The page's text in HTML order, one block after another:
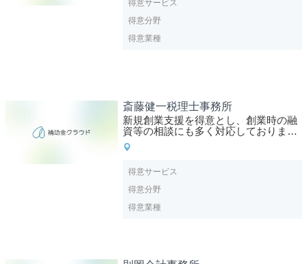
得意サービス
得意分野
得意業種
斎藤健一税理士事務所
新規創業支援を得意とし、創業時の融
資等の相談にも多く対応しておりま
す。
得意サービス
得意分野
得意業種